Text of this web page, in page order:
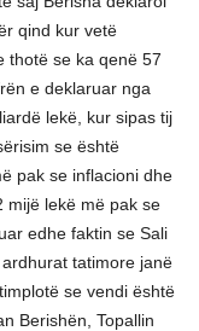
qind kur vetë
thotë se ka qenë 57
e deklaruar nga
lekë, kur sipas tij
se është
pak se inflacioni dhe
mijë lekë më pak se
edhe faktin se Sali
tatimore janë
se vendi është
Berishën, Topallin